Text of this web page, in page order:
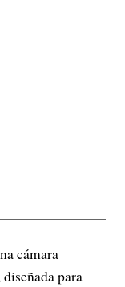
cámara
para